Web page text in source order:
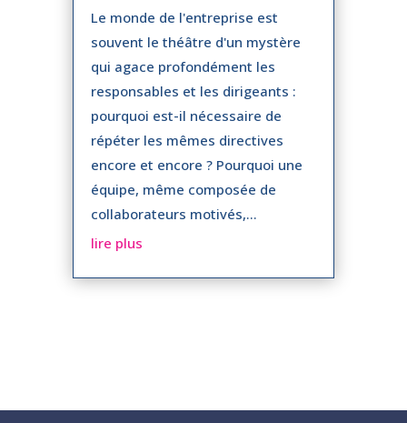
Le monde de l'entreprise est
souvent le théâtre d'un mystère
qui agace profondément les
responsables et les dirigeants :
pourquoi est-il nécessaire de
répéter les mêmes directives
encore et encore ? Pourquoi une
équipe, même composée de
collaborateurs motivés,...
lire plus